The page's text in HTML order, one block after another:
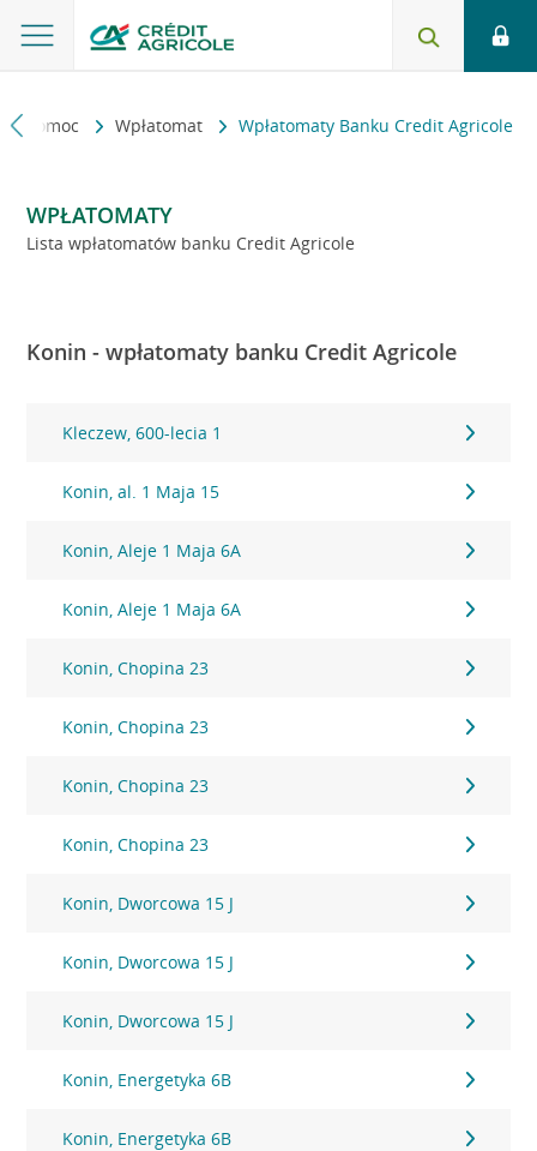
i pomoc Wpłatomat Wpłatomaty Banku Credit Agricole
WPŁATOMATY
Lista wpłatomatów banku Credit Agricole
Konin - wpłatomaty banku Credit Agricole
Kleczew, 600-lecia 1
Konin, al. 1 Maja 15
Konin, Aleje 1 Maja 6A
Konin, Aleje 1 Maja 6A
Konin, Chopina 23
Konin, Chopina 23
Konin, Chopina 23
Konin, Chopina 23
Konin, Dworcowa 15 J
Konin, Dworcowa 15 J
Konin, Dworcowa 15 J
Konin, Energetyka 6B
Konin, Energetyka 6B